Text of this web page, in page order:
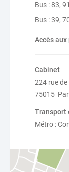
Bus : 83,
Bus : 39,
Accès
Cabinet
224 rue de
75015
Transport
Métro :